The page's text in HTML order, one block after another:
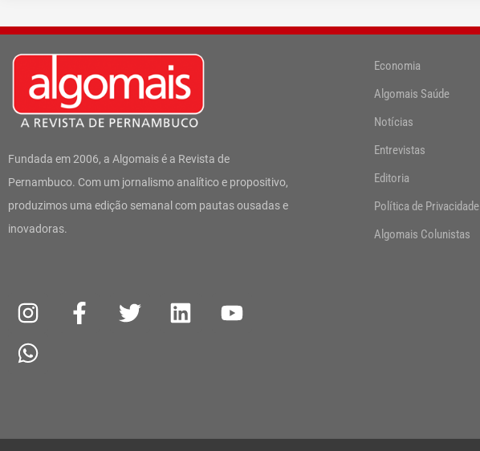
Fundada em 2006, a Algomais é a Revista de
Pernambuco. Com um jornalismo analítico e propositivo,
produzimos uma edição semanal com pautas ousadas e
inovadoras.
n
s
t
a
a
c
k
w
i
n
n
o
h
a
t
p
Economia
Algomais Saúde
Notícias
Entrevistas
Editoria
Política de Privacidade
Algomais Colunistas